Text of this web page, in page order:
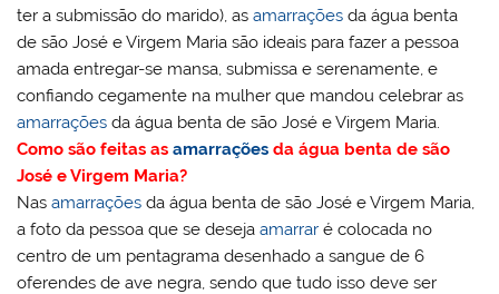
ter a submissão do marido), asamarrações da água benta
de são José e Virgem Maria são ideais para fazer a pessoa
amada entregar-se mansa, submissa e serenamente, e
confiando cegamente na mulher que mandou celebrar as
amarrações da água benta de são José e Virgem Maria.
Como são feitas asamarrações da água benta de são
José e Virgem Maria?
Nasamarrações da água benta de são José e Virgem Maria,
a foto da pessoa que se desejaamarrar é colocada no
centro de um pentagrama desenhado a sangue de 6
oferendes de ave negra, sendo que tudo isso deve ser